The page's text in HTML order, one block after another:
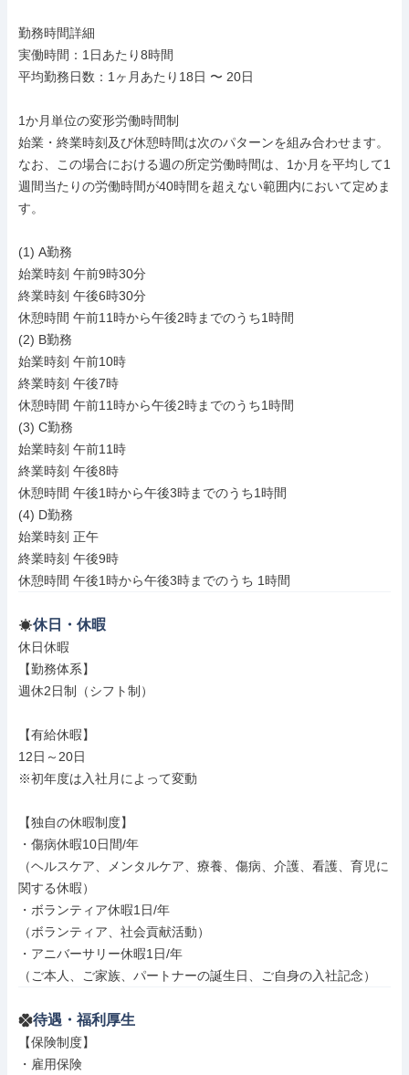
勤務時間詳細
実働時間：1日あたり8時間
平均勤務日数：1ヶ月あたり18日 〜 20日
1か月単位の変形労働時間制
始業・終業時刻及び休憩時間は次のパターンを組み合わせます。
なお、この場合における週の所定労働時間は、1か月を平均して1
週間当たりの労働時間が40時間を超えない範囲内において定めま
す。
(1) A勤務
始業時刻 午前9時30分
終業時刻 午後6時30分
休憩時間 午前11時から午後2時までのうち1時間
(2) B勤務
始業時刻 午前10時
終業時刻 午後7時
休憩時間 午前11時から午後2時までのうち1時間
(3) C勤務
始業時刻 午前11時
終業時刻 午後8時
休憩時間 午後1時から午後3時までのうち1時間
(4) D勤務
始業時刻 正午
終業時刻 午後9時
休憩時間 午後1時から午後3時までのうち 1時間
休日・休暇
休日休暇
【勤務体系】
週休2日制（シフト制）
【有給休暇】
12日～20日
※初年度は入社月によって変動
【独自の休暇制度】
・傷病休暇10日間/年
（ヘルスケア、メンタルケア、療養、傷病、介護、看護、育児に
関する休暇）
・ボランティア休暇1日/年
（ボランティア、社会貢献活動）
・アニバーサリー休暇1日/年
（ご本人、ご家族、パートナーの誕生日、ご自身の入社記念）
待遇・福利厚生
【保険制度】
・雇用保険